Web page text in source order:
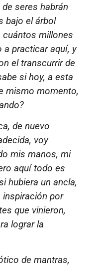
seres habrán
bajo el árbol
cuántos millones
a practicar aquí, y
el transcurrir de
si hoy, a esta
mismo momento,
de nuevo
voy
mis manos, mi
aquí todo es
hubiera un ancla,
inspiración por
que vinieron,
lograr la
de mantras,